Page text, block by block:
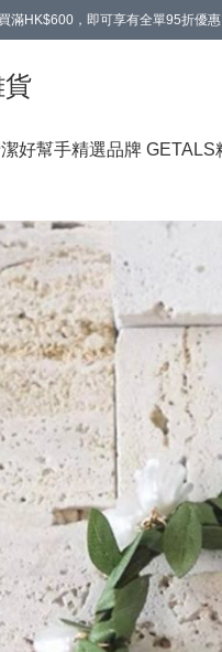
HK$600，即可享有全單95折優惠
貨
好幫手精選品牌 GETALS